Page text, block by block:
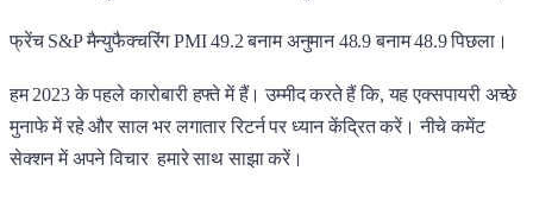
फ्रेंच S&P मैन्युफैक्चरिंग PMI 49.2 बनाम अनुमान 48.9 बनाम 48.9 पिछला।
हम 2023 के पहले कारोबारी हफ्ते में हैं। उम्मीद करते हैं कि, यह एक्सपायरी अच्छे
मुनाफे में रहे और साल भर लगातार रिटर्न पर ध्यान केंद्रित करें। नीचे कमेंट
सेक्शन में अपने विचार हमारे साथ साझा करें।